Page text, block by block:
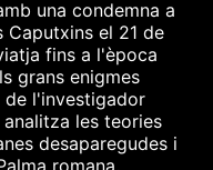
una condemna a
el 21 de
fins a l'època
grans enigmes
de l'investigador
les teories
desaparegudes i
romana,